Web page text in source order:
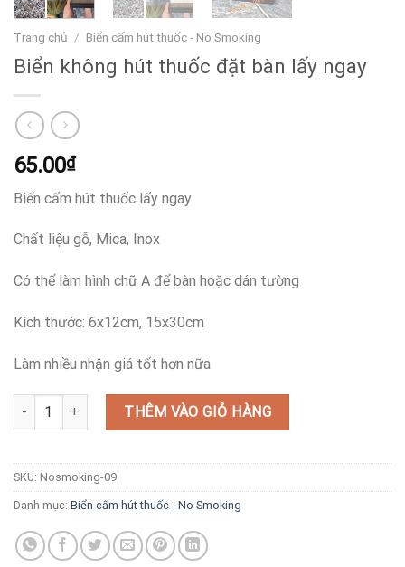
Trang chủ / Biển cấm hút thuốc - No Smoking
Biển không hút thuốc đặt bàn lấy ngay
65.00₫
Biển cấm hút thuốc lấy ngay
Chất liệu gỗ, Mica, Inox
Có thể làm hình chữ A để bàn hoặc dán tường
Kích thước: 6x12cm, 15x30cm
Làm nhiều nhận giá tốt hơn nữa
Biển không hút thuốc đặt bàn lấy ngay số lượng
THÊM VÀO GIỎ HÀNG
SKU: Nosmoking-09
Danh mục: Biển cấm hút thuốc - No Smoking